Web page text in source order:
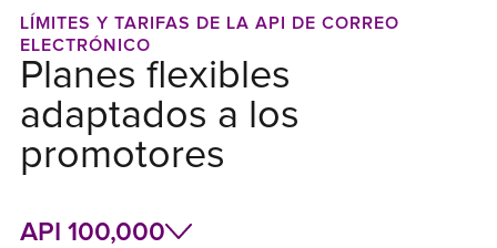
LÍMITES Y TARIFAS DE LA API DE CORREO
ELECTRÓNICO
Planes flexibles
adaptados a los
promotores
API 100,000